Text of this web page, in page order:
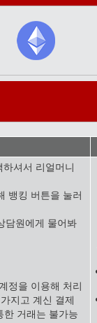
셔서 리얼머니
뱅킹 버튼을 눌러
담원에게 물어봐
정을 이용해 처리
지고 계신 결제
한 거래는 불가능